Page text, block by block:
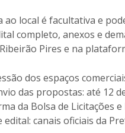
ao local é facultativa e
completo, anexos e
Pires e na
dos espaços
das propostas: até 12
da Bolsa de Licitações
edital: canais oficiais da